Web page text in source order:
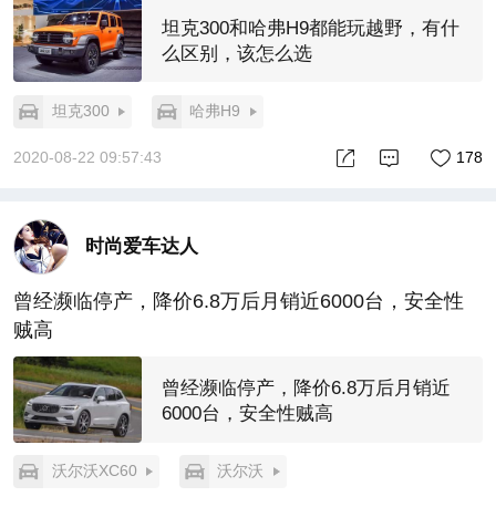
坦克300和哈弗H9都能玩越野，有什
么区别，该怎么选
坦克300 哈弗H9
2020-08-22 09:57:43 178
时尚爱车达人
曾经濒临停产，降价6.8万后月销近6000台，安全性
贼高
曾经濒临停产，降价6.8万后月销近
6000台，安全性贼高
沃尔沃XC60 沃尔沃